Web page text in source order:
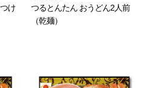
け
つるとんたん おうどん2人前
（乾麺）